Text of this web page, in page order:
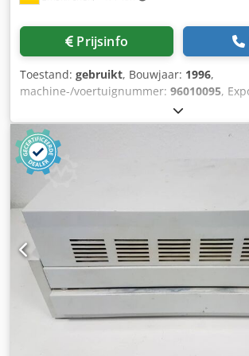
Prijsinfo
Toestand: gebruikt, Bouwjaar: 1996,
machine-/voertuignummer: 96010095,
serienummer 96010095 Online-Video-
Video We zouden erg blij zijn met uw
machines op voorraad Csdpotzc Ikjfx Ai
beschikbaar - Kan worden geïnspecteerd
Emskirchen / Neurenberg - Kan getest